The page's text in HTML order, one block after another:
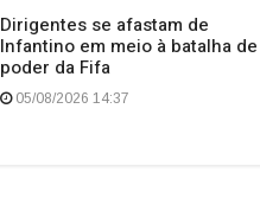
Dirigentes se afastam de
Infantino em meio à batalha de
poder da Fifa
05/08/2026 14:37